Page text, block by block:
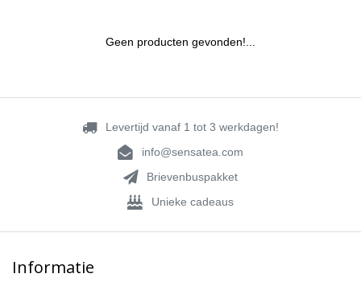
Geen producten gevonden!...
Levertijd vanaf 1 tot 3 werkdagen!
info@sensatea.com
Brievenbuspakket
Unieke cadeaus
Informatie